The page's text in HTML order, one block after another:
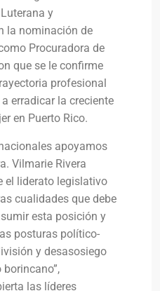
y
la nominación de
Procuradora de
que se le confirme
profesional
erradicar la creciente
en Puerto Rico.
apoyamos
Vilmarie Rivera
el liderato legislativo
cualidades que debe
esta posición y
posturas político-
y desasosiego
las líderes